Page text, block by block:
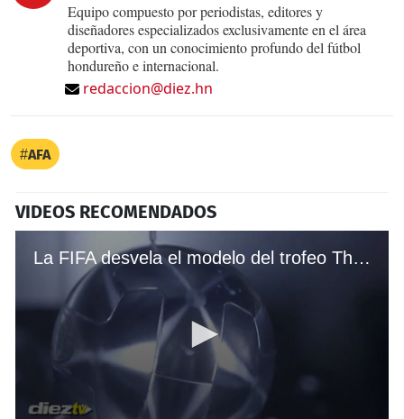
Equipo compuesto por periodistas, editores y
diseñadores especializados exclusivamente en el área
deportiva, con un conocimiento profundo del fútbol
hondureño e internacional.
redaccion@diez.hn
AFA
VIDEOS RECOMENDADOS
La FIFA desvela el modelo del trofeo The Best